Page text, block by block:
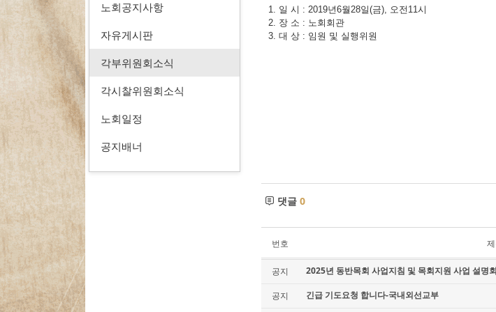
노회공지사항
자유게시판
각부위원회소식
각시찰위원회소식
노회일정
공지배너
1. 일 시 : 2019년6월28일(금), 오전11시
2. 장 소 : 노회회관
3. 대 상 : 임원 및 실행위원
댓글 0
번호
공지 2025년 동반목회 사업지침 및 목회지원 사업 설명회
공지 긴급 기도요청 합니다-국내외선교부